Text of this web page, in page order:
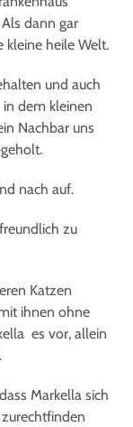
dann gar
kleine heile Welt.
und auch
dem kleinen
Nachbar uns
nach auf.
zu
Katzen
ihnen ohne
es vor, allein
Markella sich